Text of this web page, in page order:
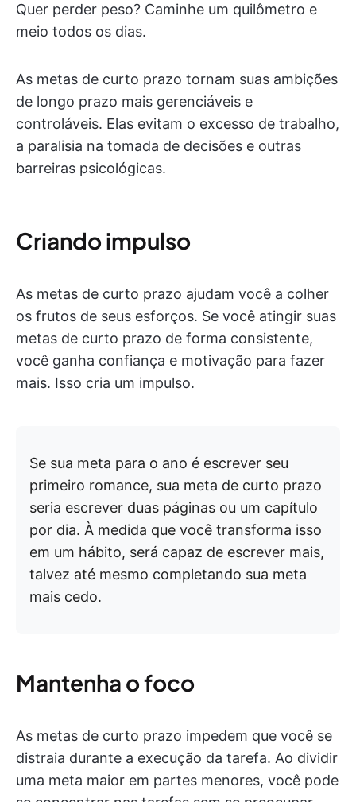
Quer perder peso? Caminhe um quilômetro e
meio todos os dias.
As metas de curto prazo tornam suas ambições
de longo prazo mais gerenciáveis e
controláveis. Elas evitam o excesso de trabalho,
a paralisia na tomada de decisões e outras
barreiras psicológicas.
Criando impulso
As metas de curto prazo ajudam você a colher
os frutos de seus esforços. Se você atingir suas
metas de curto prazo de forma consistente,
você ganha confiança e motivação para fazer
mais. Isso cria um impulso.
Se sua meta para o ano é escrever seu
primeiro romance, sua meta de curto prazo
seria escrever duas páginas ou um capítulo
por dia. À medida que você transforma isso
em um hábito, será capaz de escrever mais,
talvez até mesmo completando sua meta
mais cedo.
Mantenha o foco
As metas de curto prazo impedem que você se
distraia durante a execução da tarefa. Ao dividir
uma meta maior em partes menores, você pode